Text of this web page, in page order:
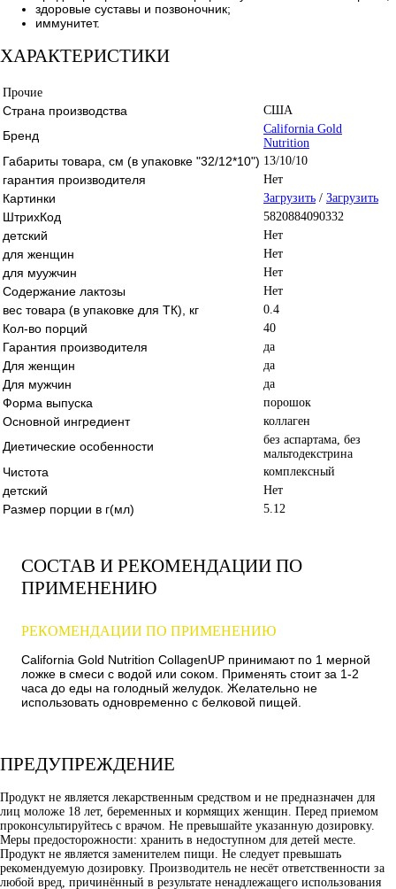
здоровые суставы и позвоночник;
иммунитет.
ХАРАКТЕРИСТИКИ
Прочие
Страна производства США
Бренд
California Gold
Nutrition
Габариты товара, см (в упаковке "32/12*10") 13/10/10
гарантия производителя Нет
Картинки Загрузить / Загрузить
ШтрихКод 5820884090332
детский Нет
для женщин Нет
для муужчин Нет
Содержание лактозы Нет
вес товара (в упаковке для ТК), кг 0.4
Кол-во порций 40
Гарантия производителя да
Для женщин да
Для мужчин да
Форма выпуска порошок
Основной ингредиент коллаген
Диетические особенности
без аспартама, без
мальтодекстрина
Чистота комплексный
детский Нет
Размер порции в г(мл) 5.12
СОСТАВ И РЕКОМЕНДАЦИИ ПО
ПРИМЕНЕНИЮ
РЕКОМЕНДАЦИИ ПО ПРИМЕНЕНИЮ
California Gold Nutrition CollagenUP принимают по 1 мерной
ложке в смеси с водой или соком. Применять стоит за 1-2
часа до еды на голодный желудок. Желательно не
использовать одновременно с белковой пищей.
ПРЕДУПРЕЖДЕНИЕ
Продукт не является лекарственным средством и не предназначен для
лиц моложе 18 лет, беременных и кормящих женщин. Перед приемом
проконсультируйтесь с врачом. Не превышайте указанную дозировку.
Меры предосторожности: хранить в недоступном для детей месте.
Продукт не является заменителем пищи. Не следует превышать
рекомендуемую дозировку. Производитель не несёт ответственности за
любой вред, причинённый в результате ненадлежащего использования